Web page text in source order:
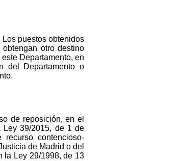
puestos obtenidos
otro destino
Departamento, en
del Departamento o
de reposición, en el
39/2015, de 1 de
contencioso-
de Madrid o del
la Ley 29/1998, de 13